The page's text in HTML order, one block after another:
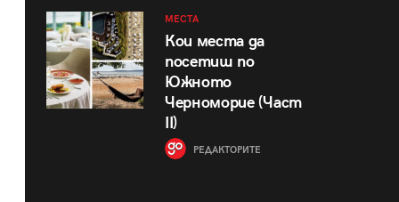
МЕСТА
Кои места да
посетиш по
Южното
Черноморие (Част
II)
РЕДАКТОРИТЕ